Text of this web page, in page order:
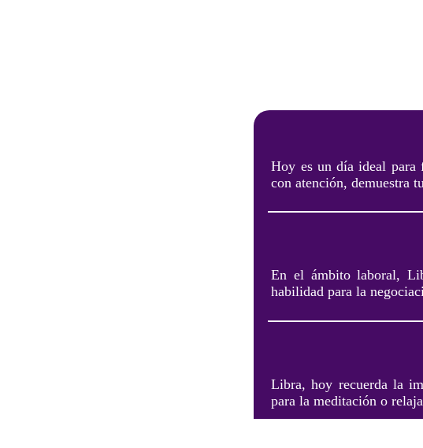
Hoy es un día ideal para
con atención, demuestra
En el ámbito laboral,
habilidad para la
Libra, hoy recuerda la
para la meditación o